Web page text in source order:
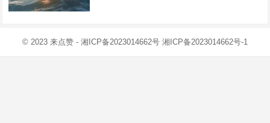
© 2023 来点赞 - 湘ICP备2023014662号 湘ICP备2023014662号-1